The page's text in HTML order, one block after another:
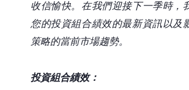
收信愉快。在我們迎接下一季時，
您的投資組合績效的最新資訊以及
策略的當前市場趨勢。
投資組合績效：